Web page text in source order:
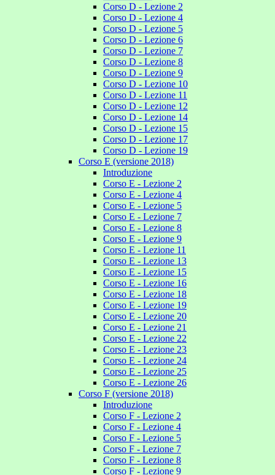
Corso D - Lezione 2
Corso D - Lezione 4
Corso D - Lezione 5
Corso D - Lezione 6
Corso D - Lezione 7
Corso D - Lezione 8
Corso D - Lezione 9
Corso D - Lezione 10
Corso D - Lezione 11
Corso D - Lezione 12
Corso D - Lezione 14
Corso D - Lezione 15
Corso D - Lezione 17
Corso D - Lezione 19
Corso E (versione 2018)
Introduzione
Corso E - Lezione 2
Corso E - Lezione 4
Corso E - Lezione 5
Corso E - Lezione 7
Corso E - Lezione 8
Corso E - Lezione 9
Corso E - Lezione 11
Corso E - Lezione 13
Corso E - Lezione 15
Corso E - Lezione 16
Corso E - Lezione 18
Corso E - Lezione 19
Corso E - Lezione 20
Corso E - Lezione 21
Corso E - Lezione 22
Corso E - Lezione 23
Corso E - Lezione 24
Corso E - Lezione 25
Corso E - Lezione 26
Corso F (versione 2018)
Introduzione
Corso F - Lezione 2
Corso F - Lezione 4
Corso F - Lezione 5
Corso F - Lezione 7
Corso F - Lezione 8
Corso F - Lezione 9